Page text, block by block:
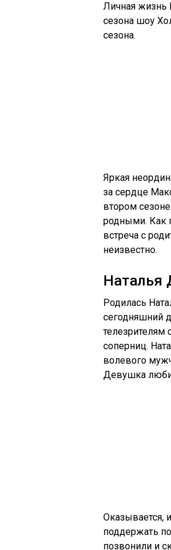
Личная жизнь
сезона шоу
сезона.
Яркая
за сердце
втором
родными. Как
встреча с
неизвестно.
Наталья
Родилась
сегодняшний
телезрителям
соперниц.
волевого
Девушка
Оказывается,
поддержать
позвонили и